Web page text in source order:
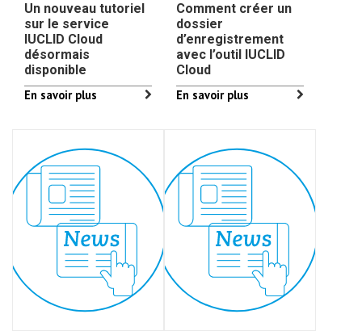
Un nouveau tutoriel
sur le service
IUCLID Cloud
désormais
disponible
En savoir plus
Comment créer un
dossier
d’enregistrement
avec l’outil IUCLID
Cloud
En savoir plus